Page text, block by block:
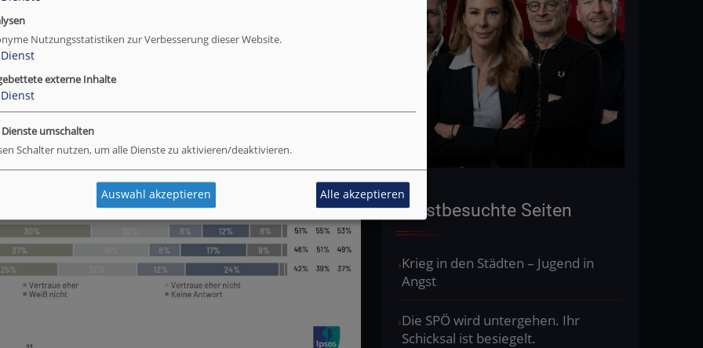
Meistbesuchte Seiten
Krieg in den Städten – Jugend in
Angst
Die SPÖ wird untergehen. Ihr
Schicksal ist besiegelt.
Nutzungsstatistiken zur Verbesserung dieser Website.
Dienst
externe Inhalte
Dienst
Dienste umschalten
Schalter nutzen, um alle Dienste zu aktivieren/deaktivieren.
Auswahl akzeptieren Alle akzeptieren